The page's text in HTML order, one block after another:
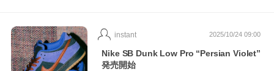
2025/10/24 09:00
instant
Nike SB Dunk Low Pro “Persian Violet”
発売開始